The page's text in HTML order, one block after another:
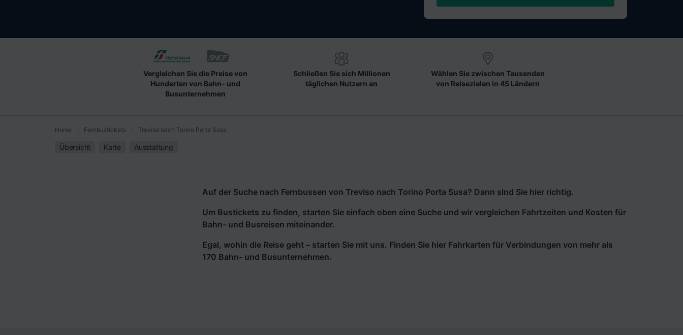
Vergleichen Sie die Preise von
Hunderten von Bahn- und
Busunternehmen
Schließen Sie sich Millionen
täglichen Nutzern an
Wählen Sie zwischen Tausenden
von Reisezielen in 45 Ländern
Home Fernbustickets Treviso nach Torino Porta Susa
Übersicht Karte Ausstattung
Auf der Suche nach Fernbussen von Treviso nach Torino Porta Susa? Dann sind Sie hier richtig.
Um Bustickets zu finden, starten Sie einfach oben eine Suche und wir vergleichen Fahrtzeiten und Kosten für
Bahn- und Busreisen miteinander.
Egal, wohin die Reise geht – starten Sie mit uns. Finden Sie hier Fahrkarten für Verbindungen von mehr als
170 Bahn- und Busunternehmen.